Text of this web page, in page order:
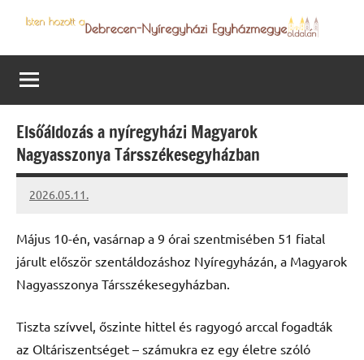
content
Debrecen-
Nyíregyházi
Egyházmegye
programjai
Elsőáldozás a nyíregyházi Magyarok
Nagyasszonya Társszékesegyházban
2026.05.11.
Leiszt
Május 10-én, vasárnap a 9 órai szentmisében 51 fiatal
járult először szentáldozáshoz Nyíregyházán, a Magyarok
Nagyasszonya Társszékesegyházban.
Tiszta szívvel, őszinte hittel és ragyogó arccal fogadták
az Oltáriszentséget – számukra ez egy életre szóló